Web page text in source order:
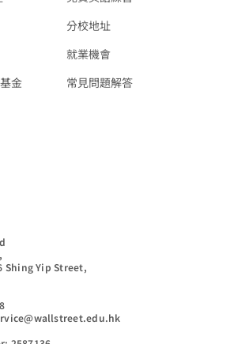
金
分校地址
就業機會
常見問題解答
Shing Yip Street,